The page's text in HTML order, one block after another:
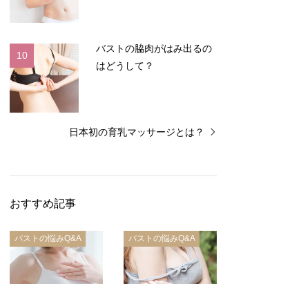
10
バストの脇肉がはみ出るの
はどうして？
日本初の育乳マッサージとは？
おすすめ記事
バストの悩みQ&A バストの悩みQ&A